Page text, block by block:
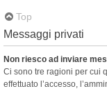
Top
Messaggi privati
Non riesco ad inviare
Ci sono tre ragioni per cui
effettuato l’accesso,